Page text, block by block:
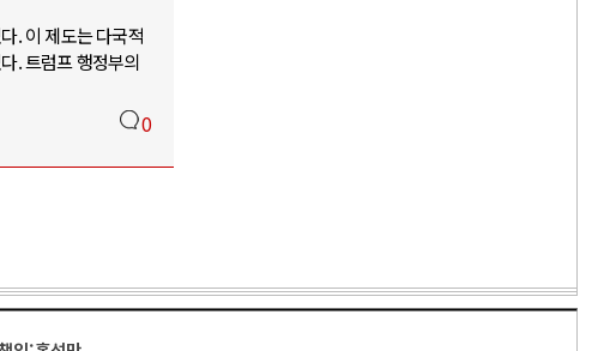
. 이 제도는 다국적
. 트럼프 행정부의
0